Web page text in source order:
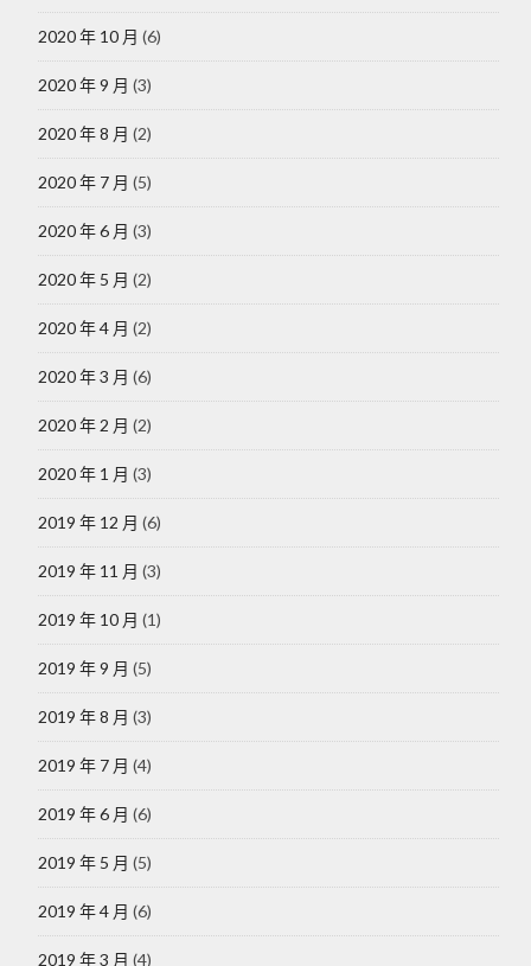
2020 年 10 月 (6)
2020 年 9 月 (3)
2020 年 8 月 (2)
2020 年 7 月 (5)
2020 年 6 月 (3)
2020 年 5 月 (2)
2020 年 4 月 (2)
2020 年 3 月 (6)
2020 年 2 月 (2)
2020 年 1 月 (3)
2019 年 12 月 (6)
2019 年 11 月 (3)
2019 年 10 月 (1)
2019 年 9 月 (5)
2019 年 8 月 (3)
2019 年 7 月 (4)
2019 年 6 月 (6)
2019 年 5 月 (5)
2019 年 4 月 (6)
2019 年 3 月 (4)